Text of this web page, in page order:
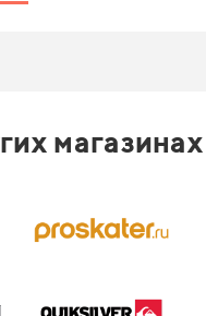
магазинах